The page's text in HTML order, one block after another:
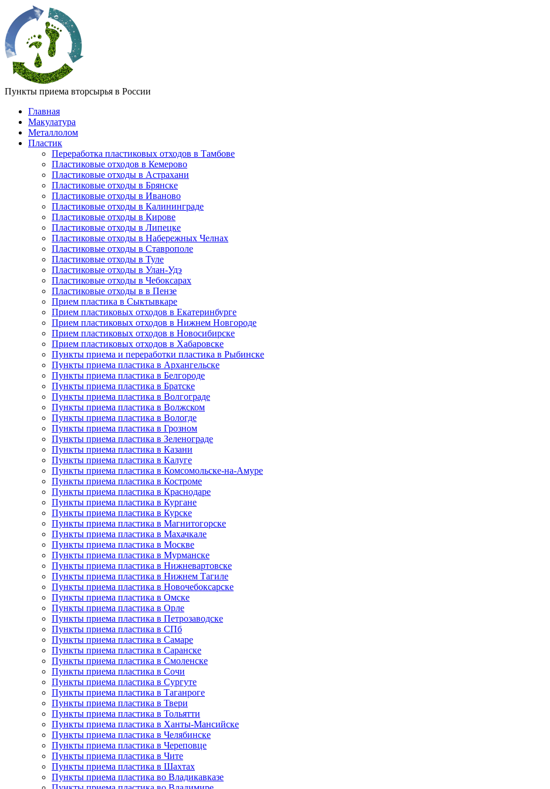
Пункты приема вторсырья в России
Главная
Макулатура
Металлолом
Пластик
Переработка пластиковых отходов в Тамбове
Пластиковые отходов в Кемерово
Пластиковые отходы в Астрахани
Пластиковые отходы в Брянске
Пластиковые отходы в Иваново
Пластиковые отходы в Калининграде
Пластиковые отходы в Кирове
Пластиковые отходы в Липецке
Пластиковые отходы в Набережных Челнах
Пластиковые отходы в Ставрополе
Пластиковые отходы в Туле
Пластиковые отходы в Улан-Удэ
Пластиковые отходы в Чебоксарах
Пластиковые отходы в в Пензе
Прием пластика в Сыктывкаре
Прием пластиковых отходов в Екатеринбурге
Прием пластиковых отходов в Нижнем Новгороде
Прием пластиковых отходов в Новосибирске
Прием пластиковых отходов в Хабаровске
Пункты приема и переработки пластика в Рыбинске
Пункты приема пластика в Архангельске
Пункты приема пластика в Белгороде
Пункты приема пластика в Братске
Пункты приема пластика в Волгограде
Пункты приема пластика в Волжском
Пункты приема пластика в Вологде
Пункты приема пластика в Грозном
Пункты приема пластика в Зеленограде
Пункты приема пластика в Казани
Пункты приема пластика в Калуге
Пункты приема пластика в Комсомольске-на-Амуре
Пункты приема пластика в Костроме
Пункты приема пластика в Краснодаре
Пункты приема пластика в Кургане
Пункты приема пластика в Курске
Пункты приема пластика в Магнитогорске
Пункты приема пластика в Махачкале
Пункты приема пластика в Москве
Пункты приема пластика в Мурманске
Пункты приема пластика в Нижневартовске
Пункты приема пластика в Нижнем Тагиле
Пункты приема пластика в Новочебоксарске
Пункты приема пластика в Омске
Пункты приема пластика в Орле
Пункты приема пластика в Петрозаводске
Пункты приема пластика в СПб
Пункты приема пластика в Самаре
Пункты приема пластика в Саранске
Пункты приема пластика в Смоленске
Пункты приема пластика в Сочи
Пункты приема пластика в Сургуте
Пункты приема пластика в Таганроге
Пункты приема пластика в Твери
Пункты приема пластика в Тольятти
Пункты приема пластика в Ханты-Мансийске
Пункты приема пластика в Челябинске
Пункты приема пластика в Череповце
Пункты приема пластика в Чите
Пункты приема пластика в Шахтах
Пункты приема пластика во Владикавказе